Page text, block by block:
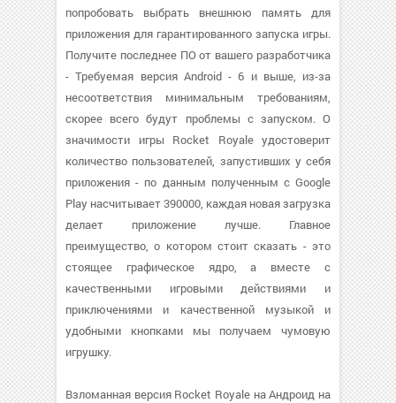
попробовать выбрать внешнюю память для
приложения для гарантированного запуска игры.
Получите последнее ПО от вашего разработчика
- Требуемая версия Android - 6 и выше, из-за
несоответствия минимальным требованиям,
скорее всего будут проблемы с запуском. О
значимости игры Rocket Royale удостоверит
количество пользователей, запустивших у себя
приложения - по данным полученным с Google
Play насчитывает 390000, каждая новая загрузка
делает приложение лучше. Главное
преимущество, о котором стоит сказать - это
стоящее графическое ядро, а вместе с
качественными игровыми действиями и
приключениями и качественной музыкой и
удобными кнопками мы получаем чумовую
игрушку.
Взломанная версия Rocket Royale на Андроид на